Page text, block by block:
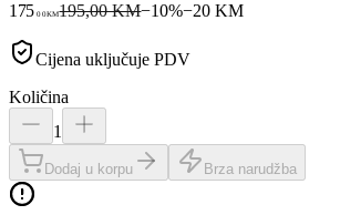
175 00KM195,00 KM−10%−20 KM
Cijena uključuje PDV
Količina
1
Dodaj u korpu Brza narudžba